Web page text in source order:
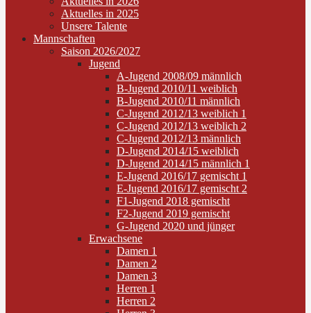
Aktuelles in 2025
Unsere Talente
Mannschaften
Saison 2026/2027
Jugend
A-Jugend 2008/09 männlich
B-Jugend 2010/11 weiblich
B-Jugend 2010/11 männlich
C-Jugend 2012/13 weiblich 1
C-Jugend 2012/13 weiblich 2
C-Jugend 2012/13 männlich
D-Jugend 2014/15 weiblich
D-Jugend 2014/15 männlich 1
E-Jugend 2016/17 gemischt 1
E-Jugend 2016/17 gemischt 2
F1-Jugend 2018 gemischt
F2-Jugend 2019 gemischt
G-Jugend 2020 und jünger
Erwachsene
Damen 1
Damen 2
Damen 3
Herren 1
Herren 2